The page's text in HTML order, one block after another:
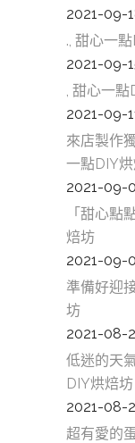
2021-09-
., 甜心一
2021-09-
, 甜心一
2021-09-
來店製作
一點DIY
2021-09-
「甜心點
焙坊
2021-09-
準備好迎
坊
2021-08-
低迷的天
DIY烘焙坊
2021-08-
超有愛的